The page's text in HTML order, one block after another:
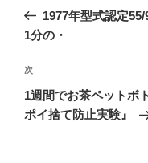
ナ
ゲ
ー
シ
の
投
1977年型式認定
1分の・
次
の
投
次
1週間でお茶ペットボ
ポイ捨て防止実験』